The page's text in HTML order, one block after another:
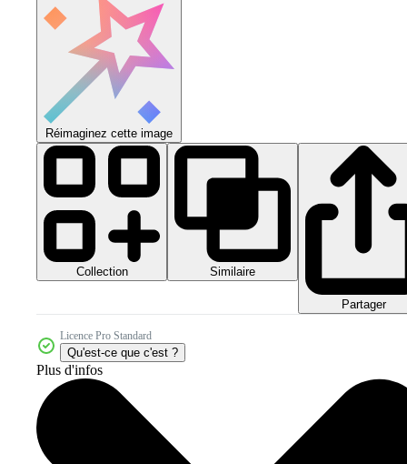
Réimaginez cette image
Collection Similaire
Partager
Licence Pro Standard
Qu'est-ce que c'est ?
Plus d'infos